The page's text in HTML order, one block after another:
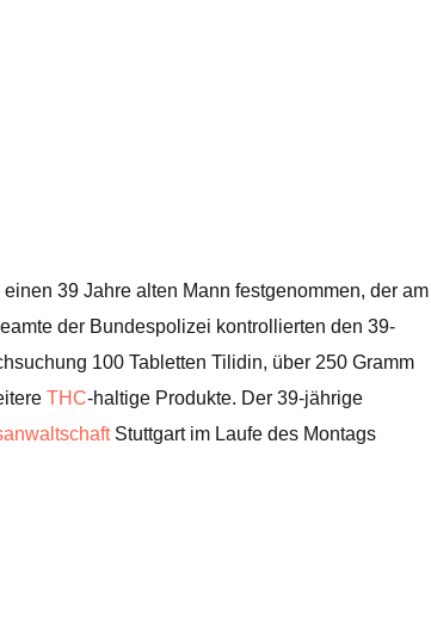
39 Jahre alten Mann festgenommen, der am
der Bundespolizei kontrollierten den 39-
100 Tabletten Tilidin, über 250 Gramm
THC-haltige Produkte. Der 39-jährige
Stuttgart im Laufe des Montags